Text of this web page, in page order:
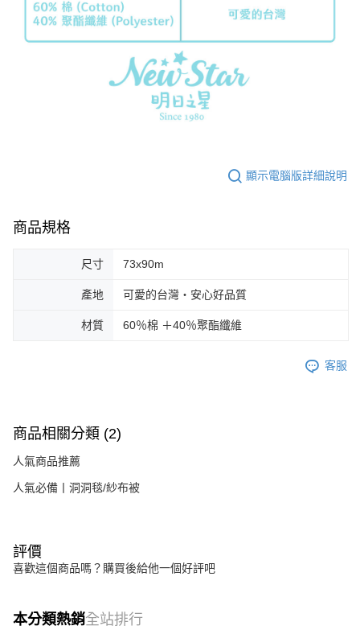
顯示電腦版詳細說明
商品規格
尺寸 73x90m
產地 可愛的台灣・安心好品質
材質 60％棉 ＋40％聚酯纖維
客服
商品相關分類 (2)
人氣商品推薦
人氣必備丨洞洞毯/紗布被
評價
喜歡這個商品嗎？購買後給他一個好評吧
本分類熱銷全站排行